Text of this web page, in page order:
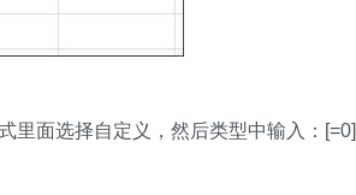
里面选择自定义，然后类型中输入：